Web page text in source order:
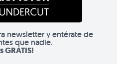
newsletter y entérate de
que nadie.
GRATIS!